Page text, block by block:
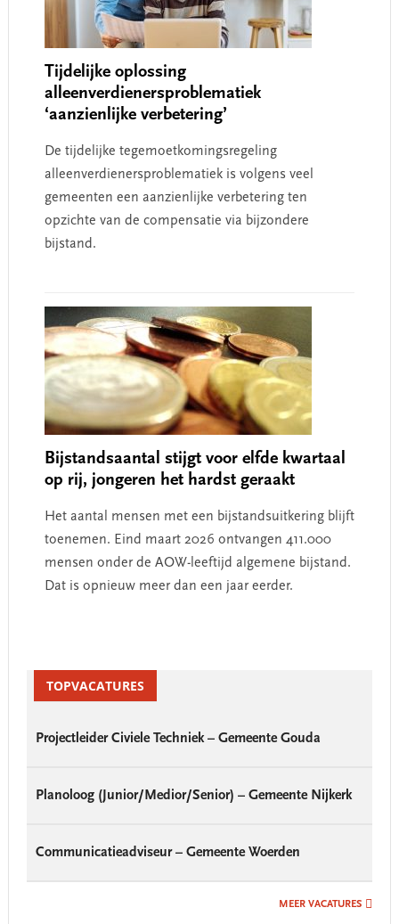
Tijdelijke oplossing
alleenverdienersproblematiek
‘aanzienlijke verbetering’
De tijdelijke tegemoetkomingsregeling
alleenverdienersproblematiek is volgens veel
gemeenten een aanzienlijke verbetering ten
opzichte van de compensatie via bijzondere
bijstand.
Bijstandsaantal stijgt voor elfde kwartaal
op rij, jongeren het hardst geraakt
Het aantal mensen met een bijstandsuitkering blijft
toenemen. Eind maart 2026 ontvangen 411.000
mensen onder de AOW-leeftijd algemene bijstand.
Dat is opnieuw meer dan een jaar eerder.
SidebarTOPVACATURES
Projectleider Civiele Techniek – Gemeente Gouda
Planoloog (Junior/Medior/Senior) – Gemeente Nijkerk
Communicatieadviseur – Gemeente Woerden
MEER VACATURES